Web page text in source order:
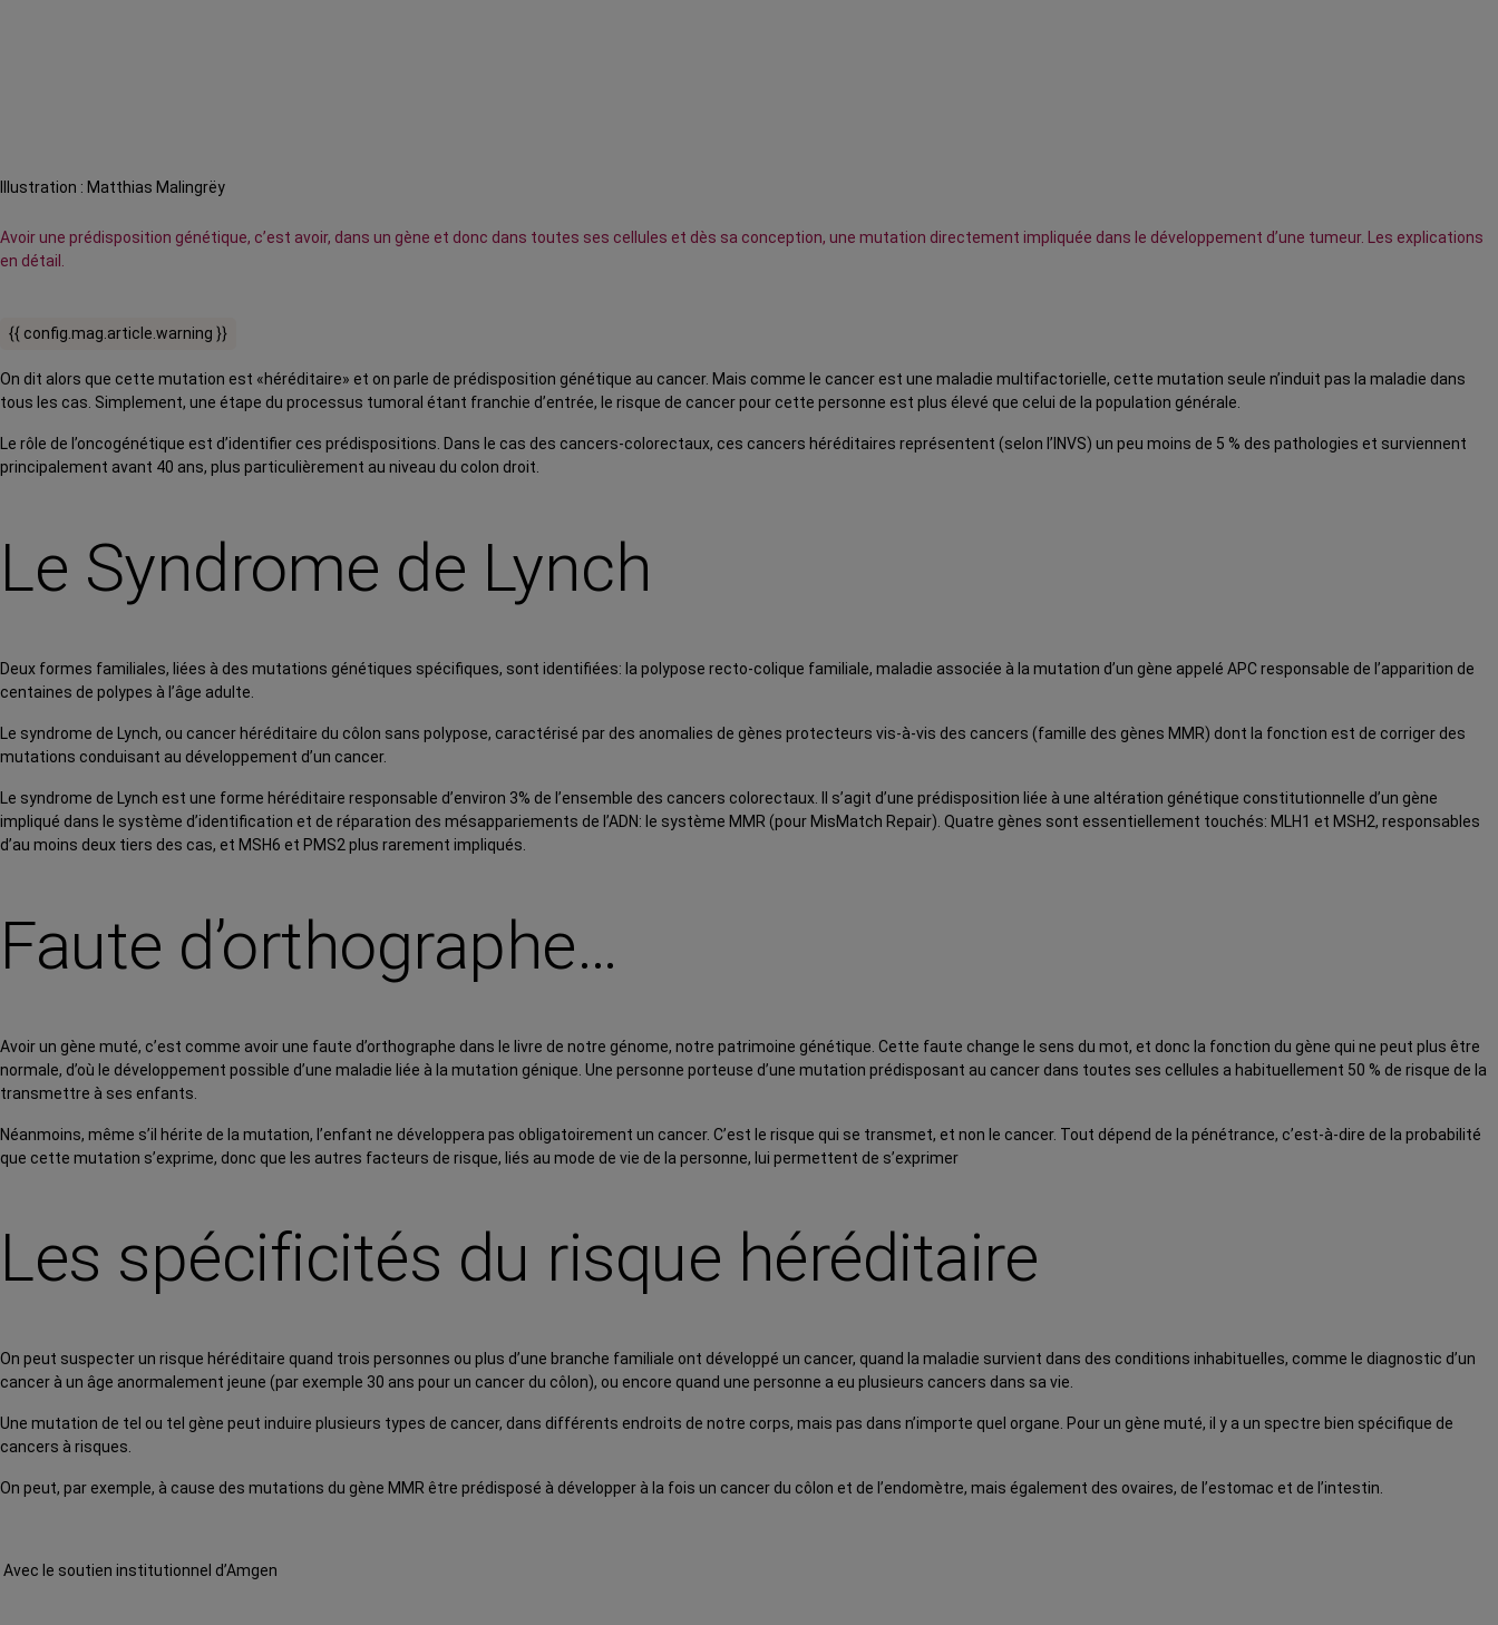
Illustration : Matthias Malingrëy
Avoir une prédisposition génétique, c’est avoir, dans un gène et donc dans toutes ses cellules et dès sa conception, une mutation directement impliquée dans le développement d’une tumeur. Les explications
en détail.
{{ config.mag.article.warning }}
On dit alors que cette mutation est «héréditaire» et on parle de prédisposition génétique au cancer. Mais comme le cancer est une maladie multifactorielle, cette mutation seule n’induit pas la maladie dans
tous les cas. Simplement, une étape du processus tumoral étant franchie d’entrée, le risque de cancer pour cette personne est plus élevé que celui de la population générale.
Le rôle de l’oncogénétique est d’identifier ces prédispositions. Dans le cas des cancers-colorectaux, ces cancers héréditaires représentent (selon l’INVS) un peu moins de 5 % des pathologies et surviennent
principalement avant 40 ans, plus particulièrement au niveau du colon droit.
Le Syndrome de Lynch
Deux formes familiales, liées à des mutations génétiques spécifiques, sont identifiées: la polypose recto-colique familiale, maladie associée à la mutation d’un gène appelé APC responsable de l’apparition de
centaines de polypes à l’âge adulte.
Le syndrome de Lynch, ou cancer héréditaire du côlon sans polypose, caractérisé par des anomalies de gènes protecteurs vis-à-vis des cancers (famille des gènes MMR) dont la fonction est de corriger des
mutations conduisant au développement d’un cancer.
Le syndrome de Lynch est une forme héréditaire responsable d’environ 3% de l’ensemble des cancers colorectaux. Il s’agit d’une prédisposition liée à une altération génétique constitutionnelle d’un gène
impliqué dans le système d’identification et de réparation des mésappariements de l’ADN: le système MMR (pour MisMatch Repair). Quatre gènes sont essentiellement touchés: MLH1 et MSH2, responsables
d’au moins deux tiers des cas, et MSH6 et PMS2 plus rarement impliqués.
Faute d’orthographe…
Avoir un gène muté, c’est comme avoir une faute d’orthographe dans le livre de notre génome, notre patrimoine génétique. Cette faute change le sens du mot, et donc la fonction du gène qui ne peut plus être
normale, d’où le développement possible d’une maladie liée à la mutation génique. Une personne porteuse d’une mutation prédisposant au cancer dans toutes ses cellules a habituellement 50 % de risque de la
transmettre à ses enfants.
Néanmoins, même s’il hérite de la mutation, l’enfant ne développera pas obligatoirement un cancer. C’est le risque qui se transmet, et non le cancer. Tout dépend de la pénétrance, c’est-à-dire de la probabilité
que cette mutation s’exprime, donc que les autres facteurs de risque, liés au mode de vie de la personne, lui permettent de s’exprimer
Les spécificités du risque héréditaire
On peut suspecter un risque héréditaire quand trois personnes ou plus d’une branche familiale ont développé un cancer, quand la maladie survient dans des conditions inhabituelles, comme le diagnostic d’un
cancer à un âge anormalement jeune (par exemple 30 ans pour un cancer du côlon), ou encore quand une personne a eu plusieurs cancers dans sa vie.
Une mutation de tel ou tel gène peut induire plusieurs types de cancer, dans différents endroits de notre corps, mais pas dans n’importe quel organe. Pour un gène muté, il y a un spectre bien spécifique de
cancers à risques.
On peut, par exemple, à cause des mutations du gène MMR être prédisposé à développer à la fois un cancer du côlon et de l’endomètre, mais également des ovaires, de l’estomac et de l’intestin.
Avec le soutien institutionnel d’Amgen